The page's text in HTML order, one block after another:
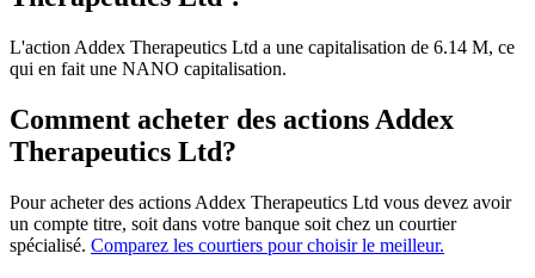
L'action Addex Therapeutics Ltd a une capitalisation de 6.14 M, ce
qui en fait une NANO capitalisation.
Comment acheter des actions Addex
Therapeutics Ltd?
Pour acheter des actions Addex Therapeutics Ltd vous devez avoir
un compte titre, soit dans votre banque soit chez un courtier
spécialisé. Comparez les courtiers pour choisir le meilleur.